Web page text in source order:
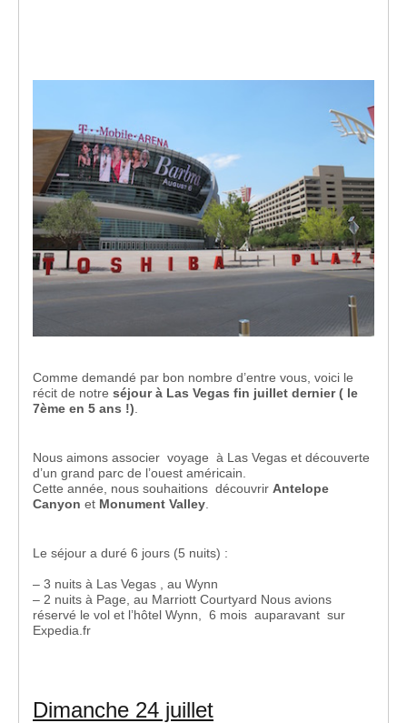
Comme demandé par bon nombre d’entre vous, voici le
récit de notre séjour à Las Vegas fin juillet dernier ( le
7ème en 5 ans !)
Nous aimons associer voyage à Las Vegas et découverte
d’un grand parc de l’ouest américain.
Cette année, nous souhaitions découvrir Antelope
Canyon et Monument Valley
Le séjour a duré 6 jours (5 nuits) :
– 3 nuits à Las Vegas , au Wynn
– 2 nuits à Page, au Marriott Courtyard Nous avions
réservé le vol et l’hôtel Wynn, 6 mois auparavant sur
Expedia.fr
Dimanche 24 juillet